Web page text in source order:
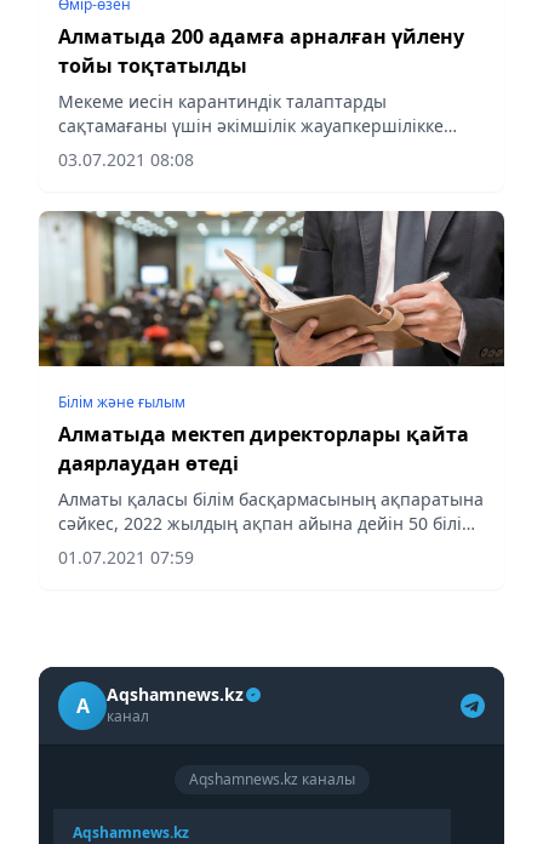
Алматыда 200 адамға арналған үйлену
тойы тоқтатылды
Мекеме иесін карантиндік талаптарды
сақтамағаны үшін әкімшілік жауапкершілікке
тарту бойынша материалдар жиналды.
03.07.2021 08:08
Білім және ғылым
Алматыда мектеп директорлары қайта
даярлаудан өтеді
Алматы қаласы білім басқармасының ақпаратына
сәйкес, 2022 жылдың ақпан айына дейін 50 білім
беру ұйымының басшылық құрамынан 150 адам
қайта даярлау бағдарламасынан өтеді.
01.07.2021 07:59
A Aqshamnews.kz
канал
Aqshamnews.kz каналы
Aqshamnews.kz